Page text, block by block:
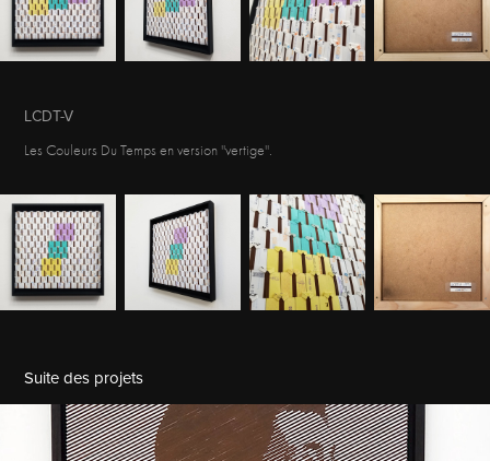
LCDT-V
Les Couleurs Du Temps en version ''vertige''.
Suite des projets